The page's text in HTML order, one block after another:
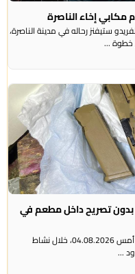
إخاء الناصرة
ستيفنز رحاله في مدينة الناصرة،
...
تصريح داخل مطعم في
راديو الناس – بث مباشر أعلنت الشرطة أنه ” أمس 04.08.2026، خلال نشاط
...